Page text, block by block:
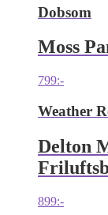
Dobsom
Moss
799:-
Weather
Delton
899:-